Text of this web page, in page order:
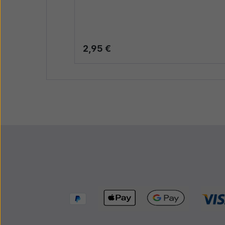
Regulärer Preis:
2,95 €